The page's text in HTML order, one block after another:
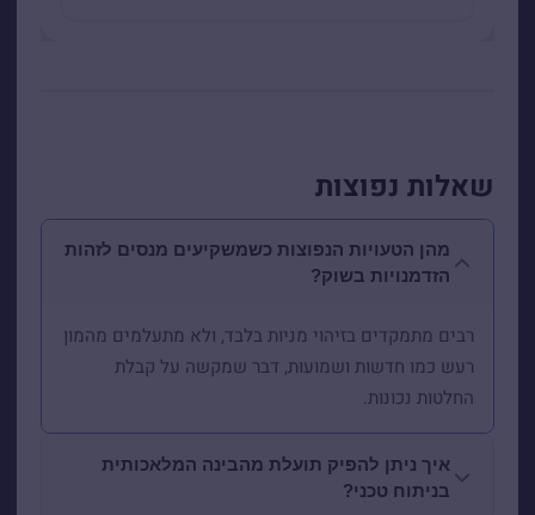
שאלות נפוצות
מהן הטעויות הנפוצות כשמשקיעים מנסים לזהות
הזדמנויות בשוק?
רבים מתמקדים בזיהוי מניות בלבד, ולא מתעלמים מהמון
רעש כמו חדשות ושמועות, דבר שמקשה על קבלת
החלטות נכונות.
איך ניתן להפיק תועלת מהבינה המלאכותית
בניתוח טכני?